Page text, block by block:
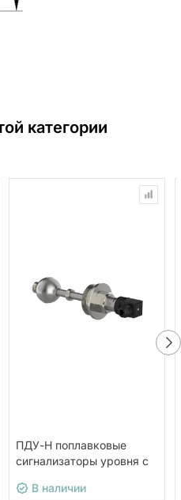
категории
ПДУ-Н поплавковые
сигнализаторы уровня с
ОВЕНВ наличии